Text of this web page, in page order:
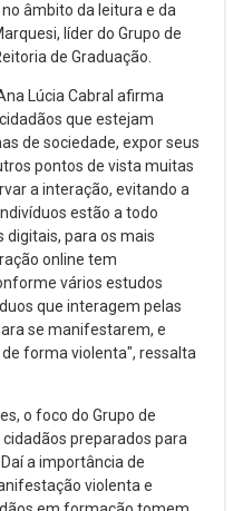
âmbito da leitura e da
líder do Grupo de
de Graduação.
Lúcia Cabral afirma
que estejam
de sociedade, expor seus
pontos de vista muitas
a interação, evitando a
estão a todo
para os mais
online tem
vários estudos
que interagem pelas
se manifestarem, e
forma violenta", ressalta
o foco do Grupo de
preparados para
a importância de
violenta e